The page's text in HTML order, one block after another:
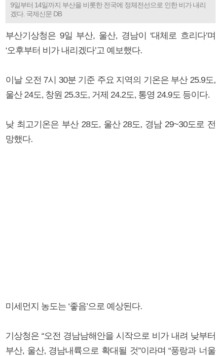
9일부터 14일까지 부산을 비롯한 전국에 정체전선으로 인한 비가 내리
겠다. 국제신문 DB
부산기상청은 9일 부산, 울산, 경남이 ‘대체로 흐리다’며
‘오후부터 비가 내리겠다’고 예보했다.
이날 오전 7시 30분 기준 주요 지역의 기온은 부산 25.9도,
울산 24도, 창원 25.3도, 거제 24.2도, 통영 24.9도 등이다.
낮 최고기온은 부산 28도, 울산 28도, 경남 29~30도로 전
망했다.
미세먼지 농도는 ‘좋음’으로 예상된다.
기상청은 “오전 경남남해안을 시작으로 비가 내려 낮부터
부산, 울산, 경남내륙으로 확대될 것”이라며 “풍랑과 너울